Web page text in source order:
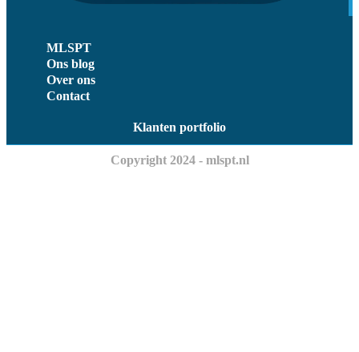
MLSPT
Ons blog
Over ons
Contact
Klanten portfolio
Copyright 2024 - mlspt.nl